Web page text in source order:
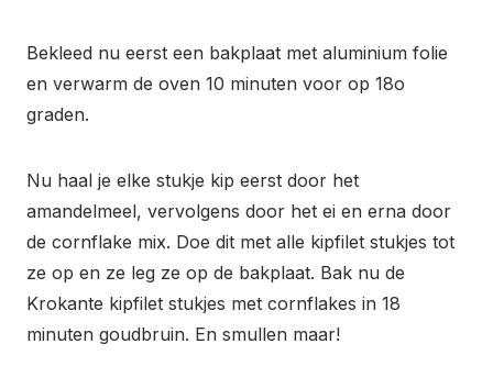
Bekleed nu eerst een bakplaat met aluminium folie
en verwarm de oven 10 minuten voor op 18o
graden.
Nu haal je elke stukje kip eerst door het
amandelmeel, vervolgens door het ei en erna door
de cornflake mix. Doe dit met alle kipfilet stukjes tot
ze op en ze leg ze op de bakplaat. Bak nu de
Krokante kipfilet stukjes met cornflakes in 18
minuten goudbruin. En smullen maar!